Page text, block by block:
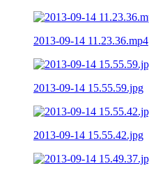
2013-09-14 11.23.36.mp4
2013-09-14 15.55.59.jpg
2013-09-14 15.55.42.jpg